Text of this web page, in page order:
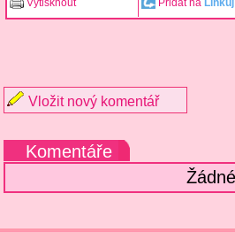
Vytisknout
Přidat na Linkuj
Vložit nový komentář
Komentáře